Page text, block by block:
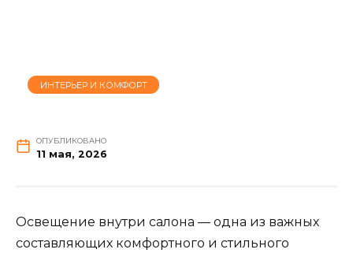
ИНТЕРЬЕР И КОМФОРТ
ОПУБЛИКОВАНО
11 мая, 2026
Освещение внутри салона — одна из важных
составляющих комфортного и стильного